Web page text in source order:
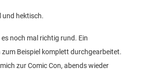
und hektisch.
noch mal richtig rund. Ein
zum Beispiel komplett durchgearbeitet.
zur Comic Con, abends wieder